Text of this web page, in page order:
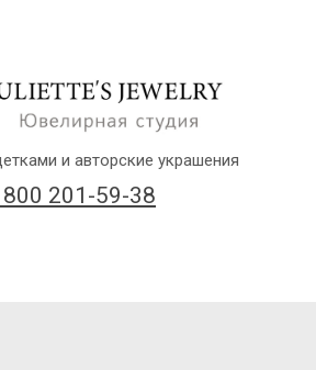
800 201-59-38
и авторские украшения